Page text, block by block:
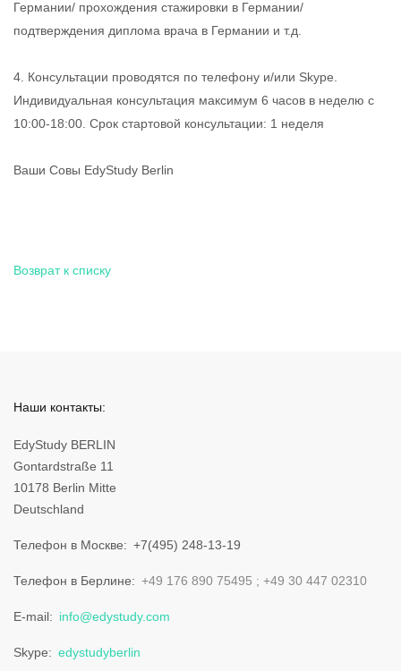
Германии/ прохождения стажировки в Германии/
подтверждения диплома врача в Германии и т.д.
4. Консультации проводятся по телефону и/или Skype.
Индивидуальная консультация максимум 6 часов в неделю с
10:00-18:00. Срок стартовой консультации: 1 неделя
Bаши Совы EdyStudy Berlin
Возврат к списку
Наши контакты:
EdyStudy BERLIN
Gontardstraße 11
10178 Berlin Mitte
Deutschland
Телефон в Москве +7(495) 248-13-19
Телефон в Берлине +49 176 890 75495 +49 30 447 02310
E-mail info@edystudy.com
Skype edystudyberlin